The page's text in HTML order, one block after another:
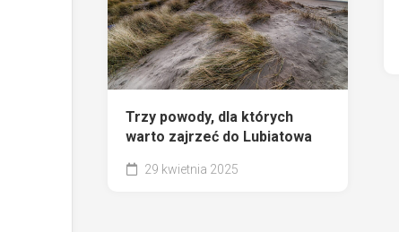
Trzy powody, dla których
warto zajrzeć do Lubiatowa
29 kwietnia 2025